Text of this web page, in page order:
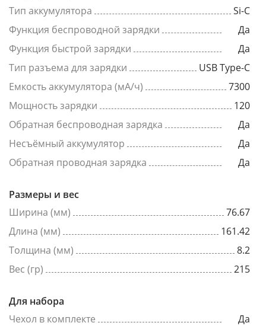
Тип аккумулятора
Si-C
Функция беспроводной зарядки
Да
Функция быстрой зарядки
Да
Тип разъема для зарядки
USB Type-C
Емкость аккумулятора (мА/ч)
7300
Мощность зарядки
120
Обратная беспроводная зарядка
Да
Несъёмный аккумулятор
Да
Обратная проводная зарядка
Да
Размеры и вес
Ширина (мм)
76.67
Длина (мм)
161.42
Толщина (мм)
8.2
Вес (гр)
215
Для набора
Чехол в комплекте
Да